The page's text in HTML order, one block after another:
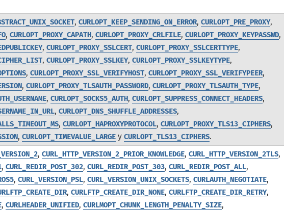
, CURLOPT_KEEP_SENDING_ON_ERROR, CURLOPT_PRE_PROXY,
, CURLOPT_PROXY_CAPATH, CURLOPT_PROXY_CRLFILE, CURLOPT_PROXY_KEYPASSWD,
, CURLOPT_PROXY_SSLCERT, CURLOPT_PROXY_SSLCERTTYPE,
, CURLOPT_PROXY_SSLKEY, CURLOPT_PROXY_SSLKEYTYPE,
, CURLOPT_PROXY_SSL_VERIFYHOST, CURLOPT_PROXY_SSL_VERIFYPEER,
, CURLOPT_PROXY_TLSAUTH_PASSWORD, CURLOPT_PROXY_TLSAUTH_TYPE,
, CURLOPT_SOCKS5_AUTH, CURLOPT_SUPPRESS_CONNECT_HEADERS,
, CURLOPT_DNS_SHUFFLE_ADDRESSES,
, CURLOPT_HAPROXYPROTOCOL, CURLOPT_PROXY_TLS13_CIPHERS,
, CURLOPT_TIMEVALUE_LARGE y CURLOPT_TLS13_CIPHERS.
, CURL_HTTP_VERSION_2_PRIOR_KNOWLEDGE, CURL_HTTP_VERSION_2TLS,
, CURL_REDIR_POST_302, CURL_REDIR_POST_303, CURL_REDIR_POST_ALL,
, CURL_VERSION_PSL, CURL_VERSION_UNIX_SOCKETS, CURLAUTH_NEGOTIATE,
, CURLFTP_CREATE_DIR_NONE, CURLFTP_CREATE_DIR_RETRY,
, CURLHEADER_UNIFIED, CURLMOPT_CHUNK_LENGTH_PENALTY_SIZE,